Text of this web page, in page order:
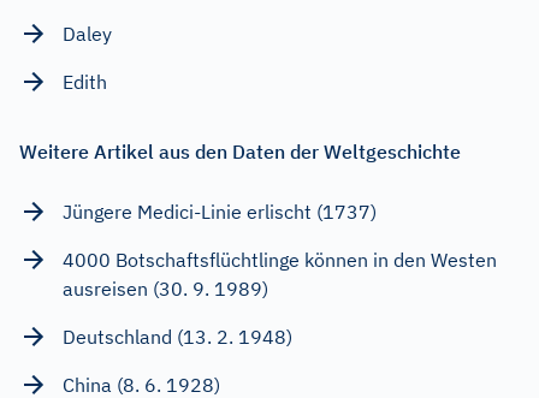
Daley
Edith
Weitere Artikel aus den Daten der Weltgeschichte
Jüngere Medici-Linie erlischt (1737)
4000 Botschaftsflüchtlinge können in den Westen
ausreisen (30. 9. 1989)
Deutschland (13. 2. 1948)
China (8. 6. 1928)